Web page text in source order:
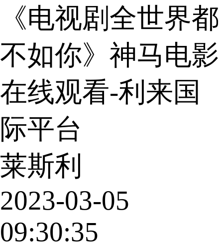
《电视剧全世界都
不如你》神马电影
在线观看-利来国
际平台
莱斯利
2023-03-05
09:30:35